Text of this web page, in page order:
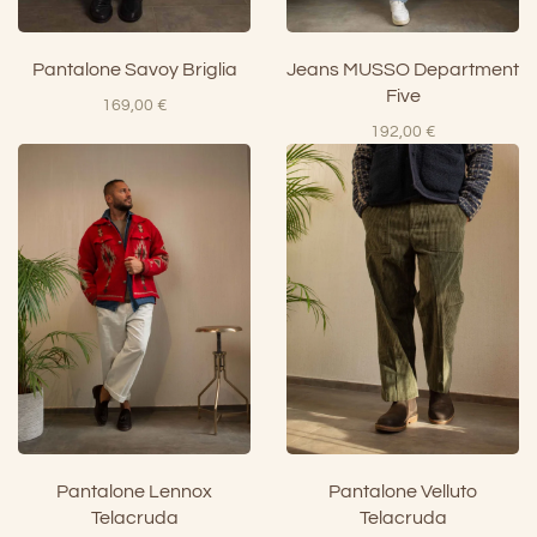
Pantalone Savoy Briglia
169,00 €
Jeans MUSSO Department
Five
192,00 €
Pantalone Lennox
Telacruda
Pantalone Velluto
Telacruda